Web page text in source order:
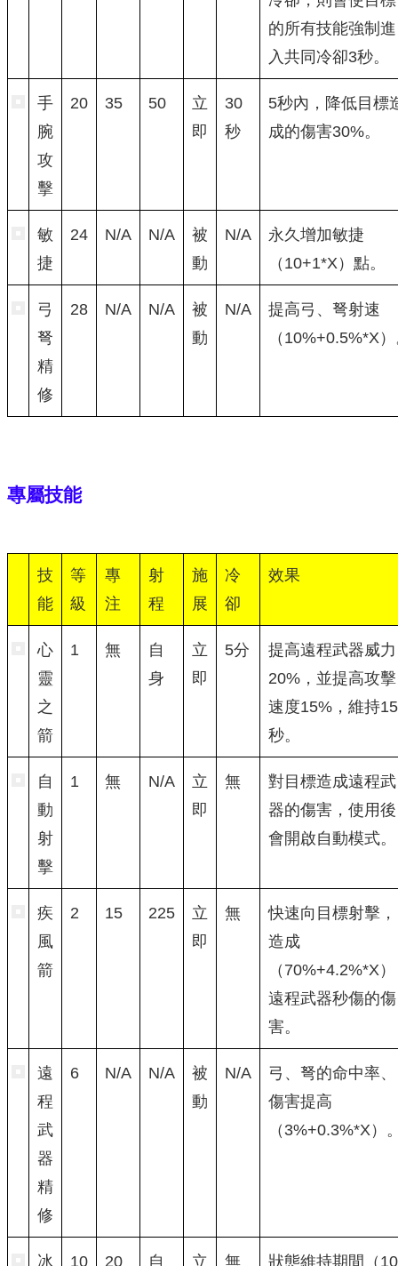
的所有技能強制進
入共同冷卻3秒。
手
腕
攻
擊
20 35 50
立
即
30
秒
5秒內，降低目標
成的傷害30%。
敏
捷
24 N/A N/A
被
動
N/A
永久增加敏捷
（10+1*X）點。
弓
弩
精
修
28 N/A N/A
被
動
N/A
提高弓、弩射速
（10%+0.5%*X
專屬技能
技
能
等
級
專
注
射
程
施
展
冷
卻
效果
心
靈
之
箭
1 無
自
身
立
即
5分
提高遠程武器威力
20%，並提高攻擊
速度15%，維持15
秒。
自
動
射
擊
1 無 N/A
立
即
無
對目標造成遠程武
器的傷害，使用後
會開啟自動模式。
疾
風
箭
2 15 225
立
即
無
快速向目標射擊，
造成
（70%+4.2%*X）
遠程武器秒傷的傷
害。
遠
程
武
器
精
修
6 N/A N/A
被
動
N/A
弓、弩的命中率、
傷害提高
（3%+0.3%*X）
冰
10 20
自
立
無
狀態維持期間（10